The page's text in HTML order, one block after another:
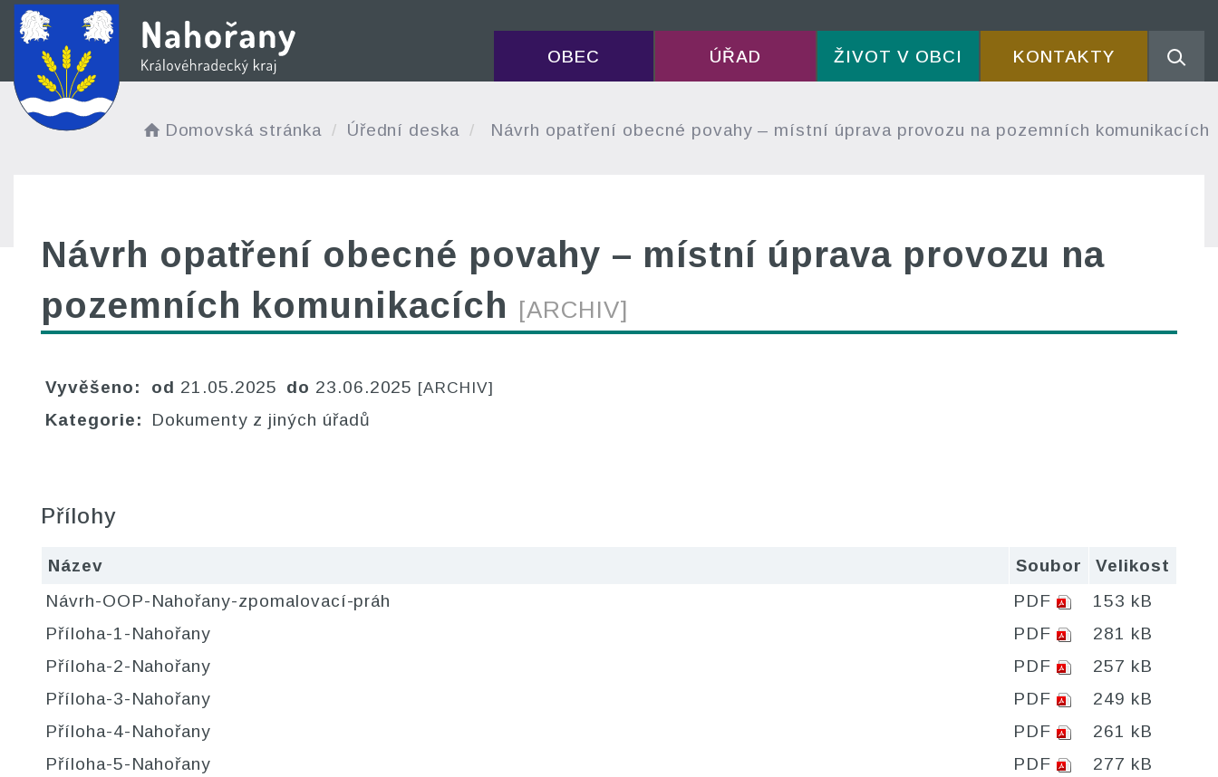
OBEC ÚŘAD ŽIVOT V OBCI KONTAKTY
Domovská stránka Úřední deska Návrh opatření obecné povahy – místní úprava provozu na pozemních komunikacích
Návrh opatření obecné povahy – místní úprava provozu na
pozemních komunikacích [ARCHIV]
Vyvěšeno: od 21.05.2025 do 23.06.2025 [ARCHIV]
Kategorie: Dokumenty z jiných úřadů
Přílohy
Název Soubor
Velikost
Návrh-OOP-Nahořany-zpomalovací-práh
PDF
153 kB
Příloha-1-Nahořany
PDF
281 kB
Příloha-2-Nahořany
PDF
257 kB
Příloha-3-Nahořany
PDF
249 kB
Příloha-4-Nahořany
PDF
261 kB
Příloha-5-Nahořany
PDF
277 kB